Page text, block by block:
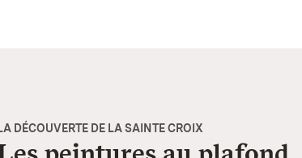
LA DÉCOUVERTE DE LA SAINTE CROIX